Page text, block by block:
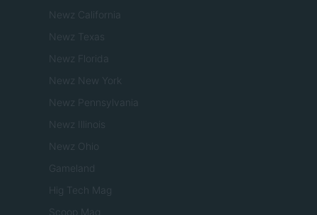
Newz California
Newz Texas
Newz Florida
Newz New York
Newz Pennsylvania
Newz Illinois
Newz Ohio
Gameland
Hig Tech Mag
Scoop Mag